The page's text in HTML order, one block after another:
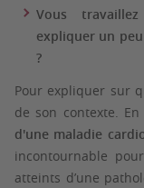
Vous
expliquer un
?
Pour expliquer sur
de son contexte. En
d'une maladie
incontournable
atteints d’une